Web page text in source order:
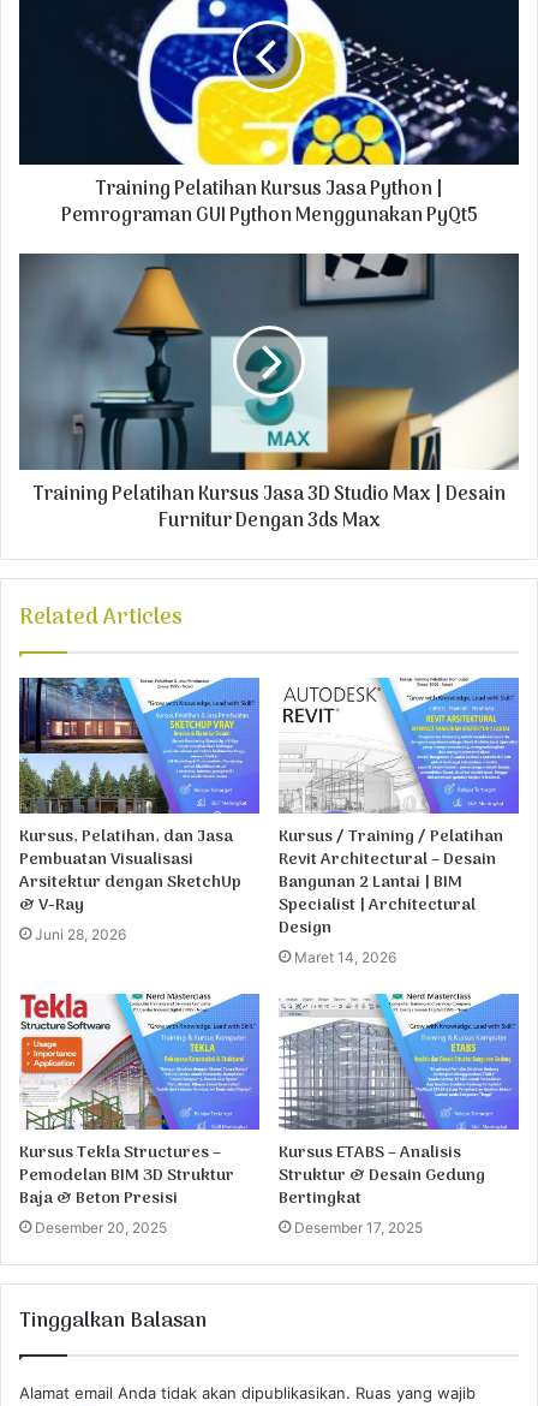
Training Pelatihan Kursus Jasa Python |
Pemrograman GUI Python Menggunakan PyQt5
Training Pelatihan Kursus Jasa 3D Studio Max | Desain
Furnitur Dengan 3ds Max
Related Articles
Kursus, Pelatihan, dan Jasa
Pembuatan Visualisasi
Arsitektur dengan SketchUp
& V-Ray
Juni 28, 2026
Kursus / Training / Pelatihan
Revit Architectural – Desain
Bangunan 2 Lantai | BIM
Specialist | Architectural
Design
Maret 14, 2026
Kursus Tekla Structures –
Pemodelan BIM 3D Struktur
Baja & Beton Presisi
Desember 20, 2025
Kursus ETABS – Analisis
Struktur & Desain Gedung
Bertingkat
Desember 17, 2025
Tinggalkan Balasan
Alamat email Anda tidak akan dipublikasikan. Ruas yang wajib